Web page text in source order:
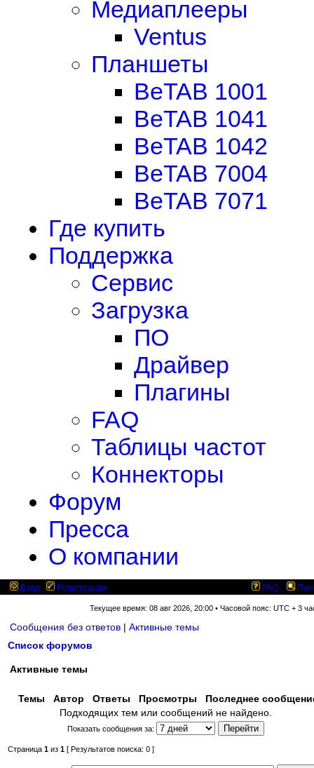
Медиаплееры
Ventus
Планшеты
BeTAB 1001
BeTAB 1041
BeTAB 1042
BeTAB 7004
BeTAB 7071
Где купить
Поддержка
Сервис
Загрузка
ПО
Драйвер
Плагины
FAQ
Таблицы частот
Коннекторы
Форум
Пресса
О компании
Вход Регистрация FAQ
Текущее время: 08 авг 2026, 20:00 • Часовой пояс: UTC + 3
Сообщения без ответов | Активные темы
Список форумов
Активные темы
Темы Автор Ответы Просмотры
Последнее
Подходящих тем или сообщений не найдено.
Показать сообщения за:
Страница 1 из 1 [ Результатов поиска: 0 ]